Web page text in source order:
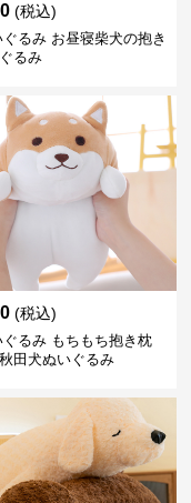
(税込)
るみ お昼寝柴犬の抱き
るみ
(税込)
るみ もちもち抱き枕
田犬ぬいぐるみ